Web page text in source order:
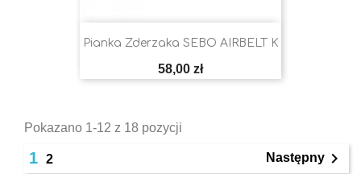
Pianka Zderzaka SEBO AIRBELT K
Cena
58,00 zł
Pokazano 1-12 z 18 pozycji
1 2 Następny 